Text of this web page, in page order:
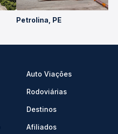
Petrolina, PE
Auto Viações
Rodoviárias
Destinos
Afiliados